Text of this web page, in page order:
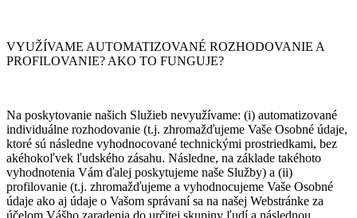
VYUŽÍVAME AUTOMATIZOVANÉ ROZHODOVANIE A
PROFILOVANIE? AKO TO FUNGUJE?
Na poskytovanie našich Služieb nevyužívame: (i) automatizované
individuálne rozhodovanie (t.j. zhromažďujeme Vaše Osobné údaje,
ktoré sú následne vyhodnocované technickými prostriedkami, bez
akéhokoľvek ľudského zásahu. Následne, na základe takéhoto
vyhodnotenia Vám ďalej poskytujeme naše Služby) a (ii)
profilovanie (t.j. zhromažďujeme a vyhodnocujeme Vaše Osobné
údaje ako aj údaje o Vašom správaní sa na našej Webstránke za
účelom Vášho zaradenia do určitej skupiny ľudí a následnou